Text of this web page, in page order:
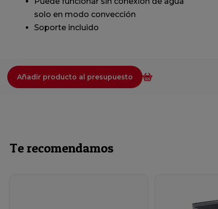
solo en modo convección
Soporte incluido
Añadir producto al presupuesto
Te recomendamos